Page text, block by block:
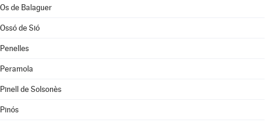
Os de Balaguer
Ossó de Sió
Penelles
Peramola
Pinell de Solsonès
Pinós